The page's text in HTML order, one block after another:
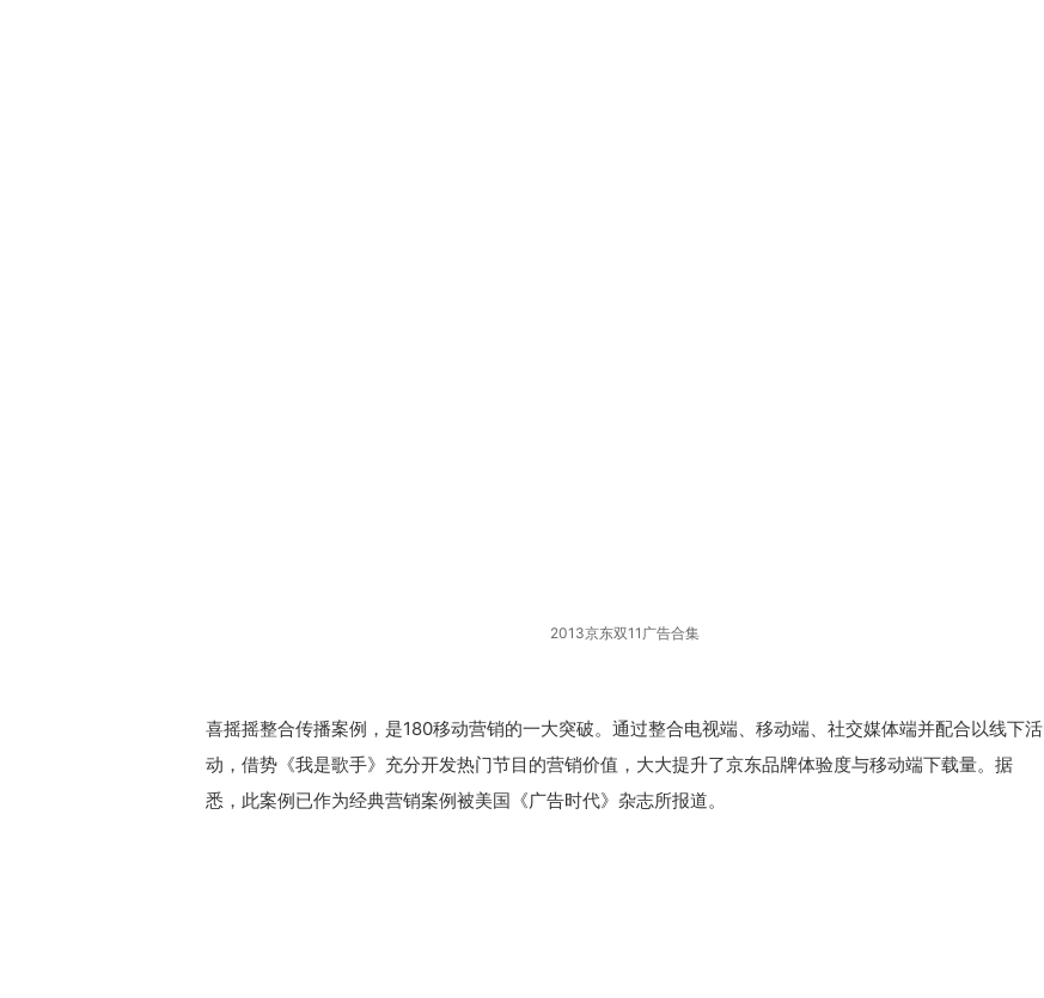
2013京东双11广告合集
喜摇摇整合传播案例，是180移动营销的一大突破。通过整合电视端、移动端、社交媒体端并配合以线下活
动，借势《我是歌手》充分开发热门节目的营销价值，大大提升了京东品牌体验度与移动端下载量。据
悉，此案例已作为经典营销案例被美国《广告时代》杂志所报道。